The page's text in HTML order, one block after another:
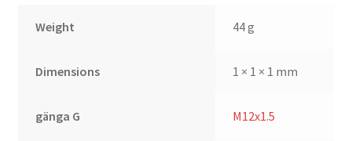
Weight 44 g
Dimensions 1 × 1 × 1 mm
gänga G M12x1.5